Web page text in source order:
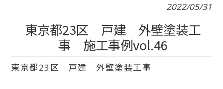
2022/05/31
東京都23区 戸建 外壁塗装工
事 施工事例vol.46
東京都23区 戸建 外壁塗装工事